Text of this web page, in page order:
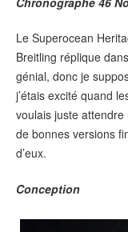
Le Superocean
Breitling réplique
génial, donc je
j’étais excité quand
voulais juste
de bonnes versions
d’eux.
Conception